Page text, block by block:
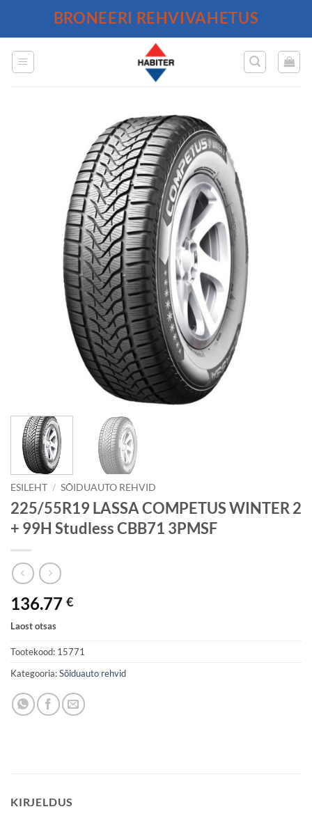
BRONEERI REHVIVAHETUS
ESILEHT / SÕIDUAUTO REHVID
225/55R19 LASSA COMPETUS WINTER 2
+ 99H Studless CBB71 3PMSF
136.77 €
Laost otsas
Tootekood: 15771
Kategooria:Sõiduauto rehvid
KIRJELDUS